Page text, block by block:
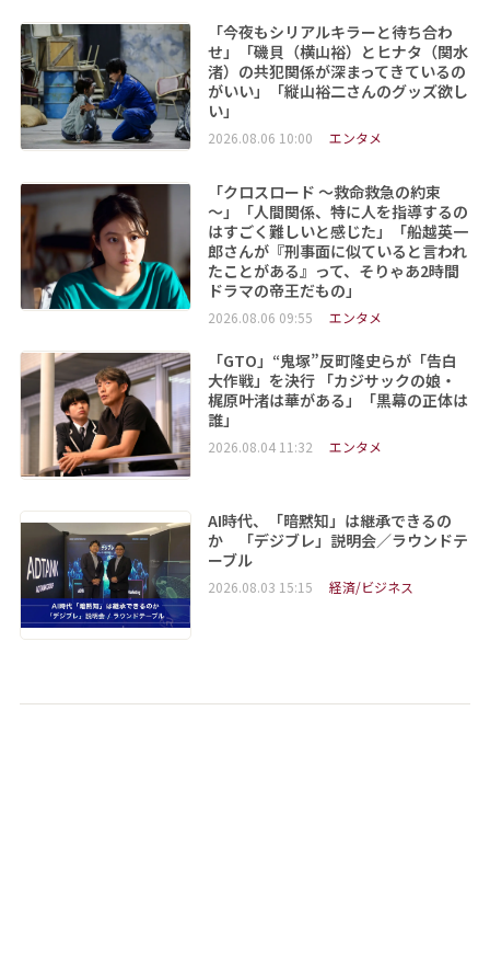
「今夜もシリアルキラーと待ち合わ
せ」「磯貝（横山裕）とヒナタ（関水
渚）の共犯関係が深まってきているの
がいい」「縦山裕二さんのグッズ欲し
い」
2026.08.06 10:00 エンタメ
「クロスロード ～救命救急の約束
～」「人間関係、特に人を指導するの
はすごく難しいと感じた」「船越英一
郎さんが『刑事面に似ていると言われ
たことがある』って、そりゃあ2時間
ドラマの帝王だもの」
2026.08.06 09:55 エンタメ
「GTO」“鬼塚”反町隆史らが「告白
大作戦」を決行 「カジサックの娘・
梶原叶渚は華がある」「黒幕の正体は
誰」
2026.08.04 11:32 エンタメ
AI時代、「暗黙知」は継承できるの
か 「デジブレ」説明会／ラウンドテ
ーブル
2026.08.03 15:15 経済/ビジネス